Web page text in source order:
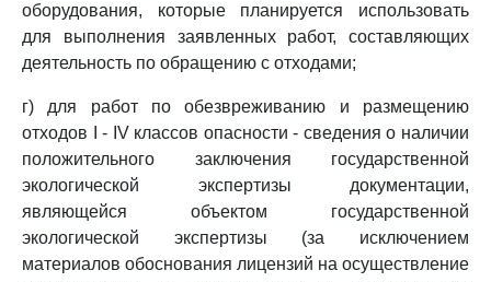
оборудования, которые планируется использовать
для выполнения заявленных работ, составляющих
деятельность по обращению с отходами;
г) для работ по обезвреживанию и размещению
отходов I - IV классов опасности - сведения о наличии
положительного заключения государственной
экологической экспертизы документации,
являющейся объектом государственной
экологической экспертизы (за исключением
материалов обоснования лицензий на осуществление